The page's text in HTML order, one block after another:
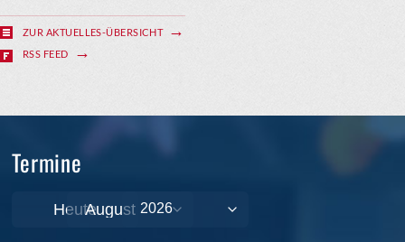
ZUR AKTUELLES-ÜBERSICHT
RSS FEED
Termine
Heute